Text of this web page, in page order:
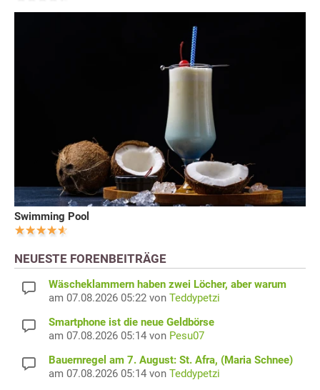
Swimming Pool
NEUESTE FORENBEITRÄGE
Wäscheklammern haben zwei Löcher, aber warum
am 07.08.2026 05:22 von Teddypetzi
Smartphone ist die neue Geldbörse
am 07.08.2026 05:14 von Pesu07
Bauernregel am 7. August: St. Afra, (Maria Schnee)
am 07.08.2026 05:14 von Teddypetzi